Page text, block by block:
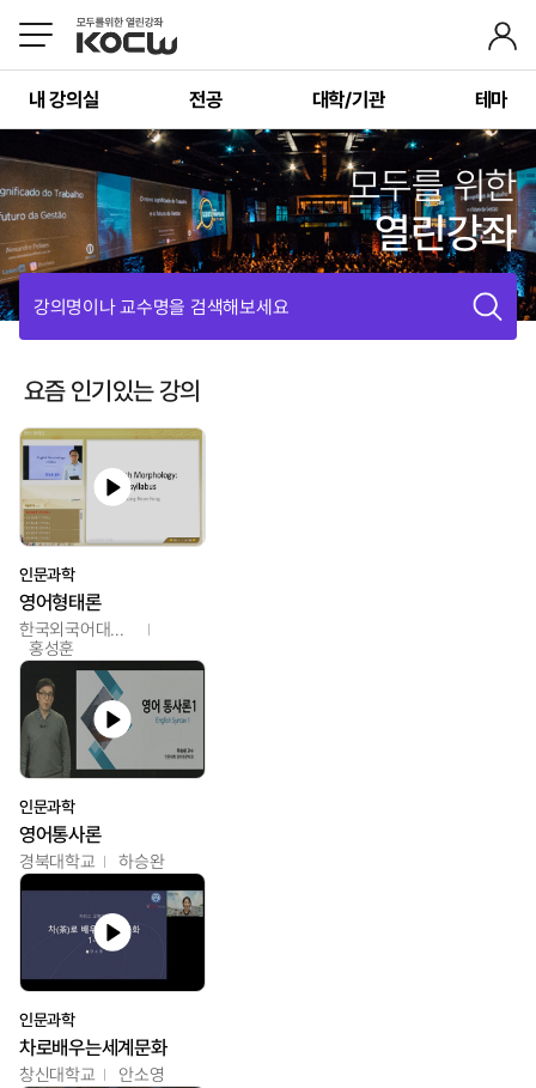
내 강의실 전공 대학/기관 테마
모두를 위한
열린강좌
강의명이나 교수명을 검색해보세요
요즘 인기있는 강의
인문과학
영어형태론
한국외국어대학교
홍성훈
인문과학
영어통사론
경북대학교 하승완
인문과학
차로배우는세계문화
창신대학교 안소영